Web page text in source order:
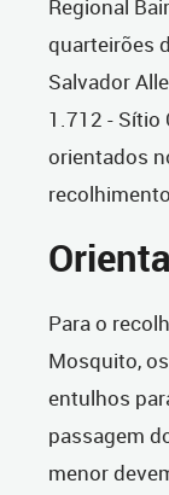
Regional
quarteirões
Salvador
1.712 - Sítio
orientados
Para o
Mosquito,
entulhos
passagem
menor